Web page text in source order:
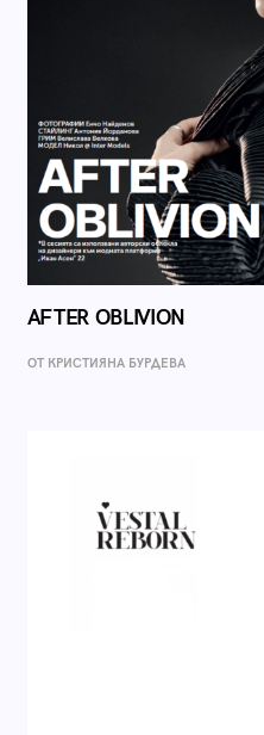
AFTER OBLIVION
ОТ КРИСТИЯНА БУРДЕВА